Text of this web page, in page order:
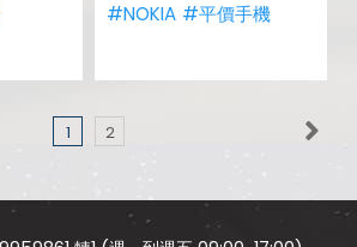
#NOKIA #平價手機
1 2